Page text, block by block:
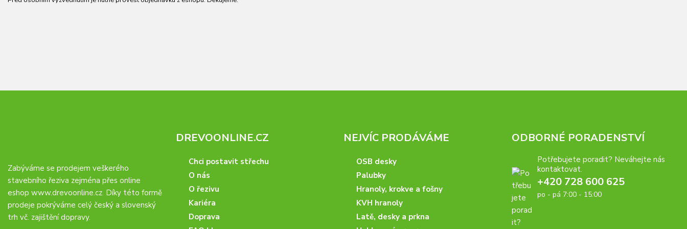
Zabýváme se prodejem veškerého
stavebního řeziva zejména přes online
eshop www.drevoonline.cz. Díky této formě
prodeje pokrýváme celý český a slovenský
trh vč. zajištění dopravy.
DREVOONLINE.CZ
Chci postavit střechu
O nás
O řezivu
Kariéra
Doprava
NEJVÍC PRODÁVÁME
OSB desky
Palubky
Hranoly, krokve a fošny
KVH hranoly
Latě, desky a prkna
ODBORNÉ PORADENSTVÍ
Potřebujete poradit? Neváhejte nás
kontaktovat.
+420 728 600 625
po - pá 7:00 - 15:00